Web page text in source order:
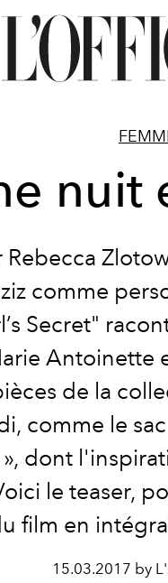
nuit
Rebecca
comme
Secret"
Antoinette
de la
comme le
dont
le teaser,
film en
15.03.2017 by